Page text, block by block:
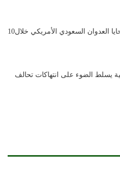
عين الإنسانية: ضحايا العدوان السعودي الأمريكي خلال10
يسلط الضوء على انتهاكات تحالف